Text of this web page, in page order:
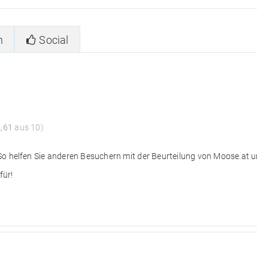
aus 10)
helfen Sie anderen Besuchern mit der Beurteilung von Moose.at
Social